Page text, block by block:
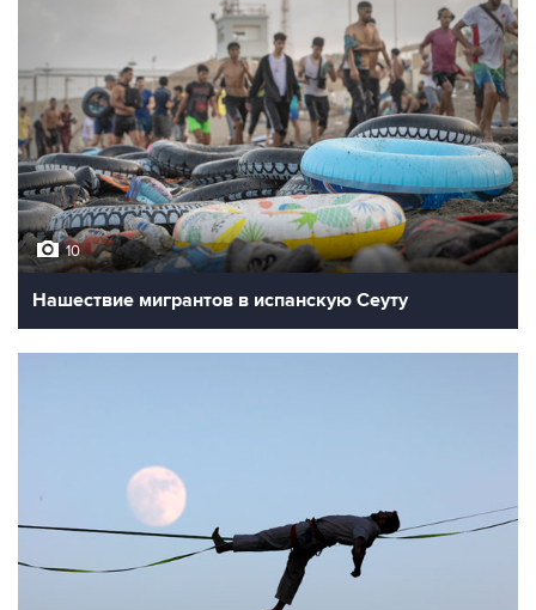
10
Нашествие мигрантов в испанскую Сеуту